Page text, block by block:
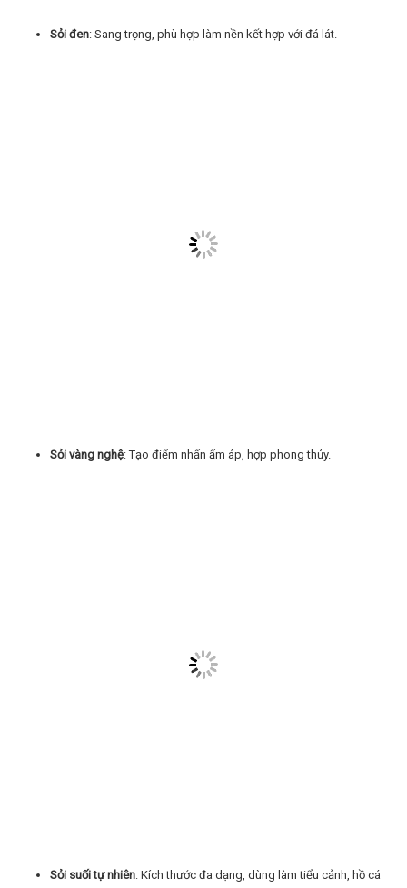
Sỏi đen: Sang trọng, phù hợp làm nền kết hợp với đá lát.
Sỏi vàng nghệ: Tạo điểm nhấn ấm áp, hợp phong thủy.
Sỏi suối tự nhiên: Kích thước đa dạng, dùng làm tiểu cảnh, hồ cá